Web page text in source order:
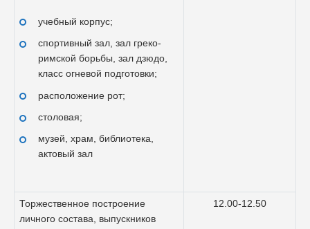
учебный корпус;
спортивный зал, зал греко-
римской борьбы, зал дзюдо,
класс огневой подготовки;
расположение рот;
столовая;
музей, храм, библиотека,
актовый зал
Торжественное построение
личного состава, выпускников
12.00-12.50